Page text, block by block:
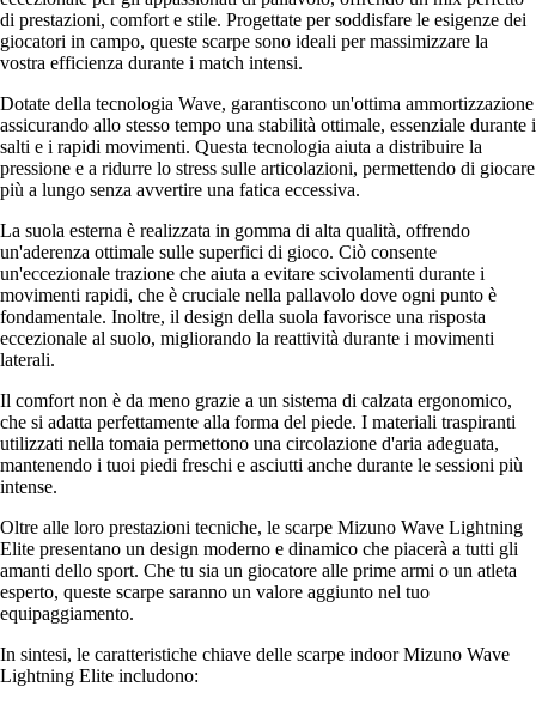
di prestazioni, comfort e stile. Progettate per soddisfare le esigenze dei
giocatori in campo, queste scarpe sono ideali per massimizzare la
vostra efficienza durante i match intensi.
Dotate della tecnologia Wave, garantiscono un'ottima ammortizzazione
assicurando allo stesso tempo una stabilità ottimale, essenziale durante i
salti e i rapidi movimenti. Questa tecnologia aiuta a distribuire la
pressione e a ridurre lo stress sulle articolazioni, permettendo di giocare
più a lungo senza avvertire una fatica eccessiva.
La suola esterna è realizzata in gomma di alta qualità, offrendo
un'aderenza ottimale sulle superfici di gioco. Ciò consente
un'eccezionale trazione che aiuta a evitare scivolamenti durante i
movimenti rapidi, che è cruciale nella pallavolo dove ogni punto è
fondamentale. Inoltre, il design della suola favorisce una risposta
eccezionale al suolo, migliorando la reattività durante i movimenti
laterali.
Il comfort non è da meno grazie a un sistema di calzata ergonomico,
che si adatta perfettamente alla forma del piede. I materiali traspiranti
utilizzati nella tomaia permettono una circolazione d'aria adeguata,
mantenendo i tuoi piedi freschi e asciutti anche durante le sessioni più
intense.
Oltre alle loro prestazioni tecniche, le scarpe Mizuno Wave Lightning
Elite presentano un design moderno e dinamico che piacerà a tutti gli
amanti dello sport. Che tu sia un giocatore alle prime armi o un atleta
esperto, queste scarpe saranno un valore aggiunto nel tuo
equipaggiamento.
In sintesi, le caratteristiche chiave delle scarpe indoor Mizuno Wave
Lightning Elite includono: